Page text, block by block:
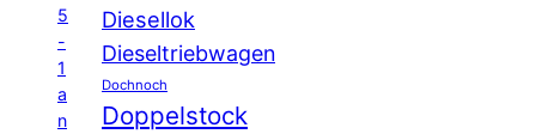
5
-
1
a
n
Diesellok
Dieseltriebwagen
Dochnoch
Doppelstock